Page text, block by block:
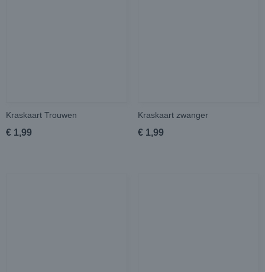
Kraskaart Trouwen
€ 1,99
Kraskaart zwanger
€ 1,99